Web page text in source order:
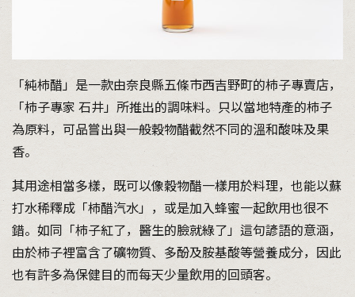
「純柿醋」是一款由奈良縣五條市西吉野町的柿子專賣店，
「柿子專家 石井」所推出的調味料。只以當地特產的柿子
為原料，可品嘗出與一般穀物醋截然不同的溫和酸味及果
香。
其用途相當多樣，既可以像穀物醋一樣用於料理，也能以蘇
打水稀釋成「柿醋汽水」，或是加入蜂蜜一起飲用也很不
錯。如同「柿子紅了，醫生的臉就綠了」這句諺語的意涵，
由於柿子裡富含了礦物質、多酚及胺基酸等營養成分，因此
也有許多為保健目的而每天少量飲用的回頭客。